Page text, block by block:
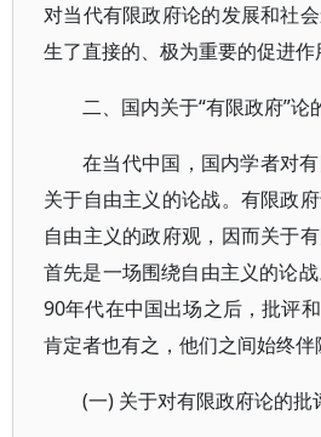
对当代有限政府论的发展和社
生了直接的、极为重要的促进作
二、国内关于“有限政府”论
在当代中国，国内学者对
关于自由主义的论战。有限政
自由主义的政府观，因而关于
首先是一场围绕自由主义的论
90年代在中国出场之后，批评
肯定者也有之，他们之间始终伴
(一) 关于对有限政府论的批